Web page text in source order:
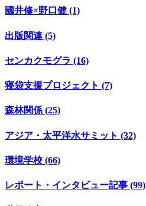
國井修×野口健 (1)
出版関連 (5)
センカクモグラ (16)
寝袋支援プロジェクト (7)
森林関係 (25)
アジア・太平洋水サミット (32)
環境学校 (66)
レポート・インタビュー記事 (99)